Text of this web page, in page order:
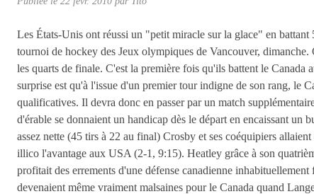
Les États-Unis ont réussi un "petit miracle sur la glace" en
tournoi de hockey des Jeux olympiques de Vancouver,
les quarts de finale. C'est la première fois qu'ils battent le
surprise est qu'à l'issue d'un premier tour indigne de son rang, le
qualificatives. Il devra donc en passer par un match
d'érable se donnaient un handicap dès le départ en encaissant
assez nette (45 tirs à 22 au final) Crosby et ses coéquipiers
illico l'avantage aux USA (2-1, 9:15). Heatley grâce à son
profitait des errements d'une défense canadienne
devenaient même vraiment malsaines pour le Canada quand